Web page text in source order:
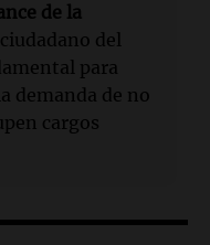
de la
del
para
demanda de no
cargos